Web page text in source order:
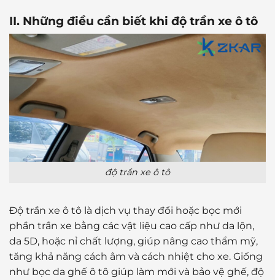
II. Những điều cần biết khi độ trần xe ô tô
độ trần xe ô tô
Độ trần xe ô tô là dịch vụ thay đổi hoặc bọc mới
phần trần xe bằng các vật liệu cao cấp như da lộn,
da 5D, hoặc nỉ chất lượng, giúp nâng cao thẩm mỹ,
tăng khả năng cách âm và cách nhiệt cho xe. Giống
như bọc da ghế ô tô giúp làm mới và bảo vệ ghế, độ